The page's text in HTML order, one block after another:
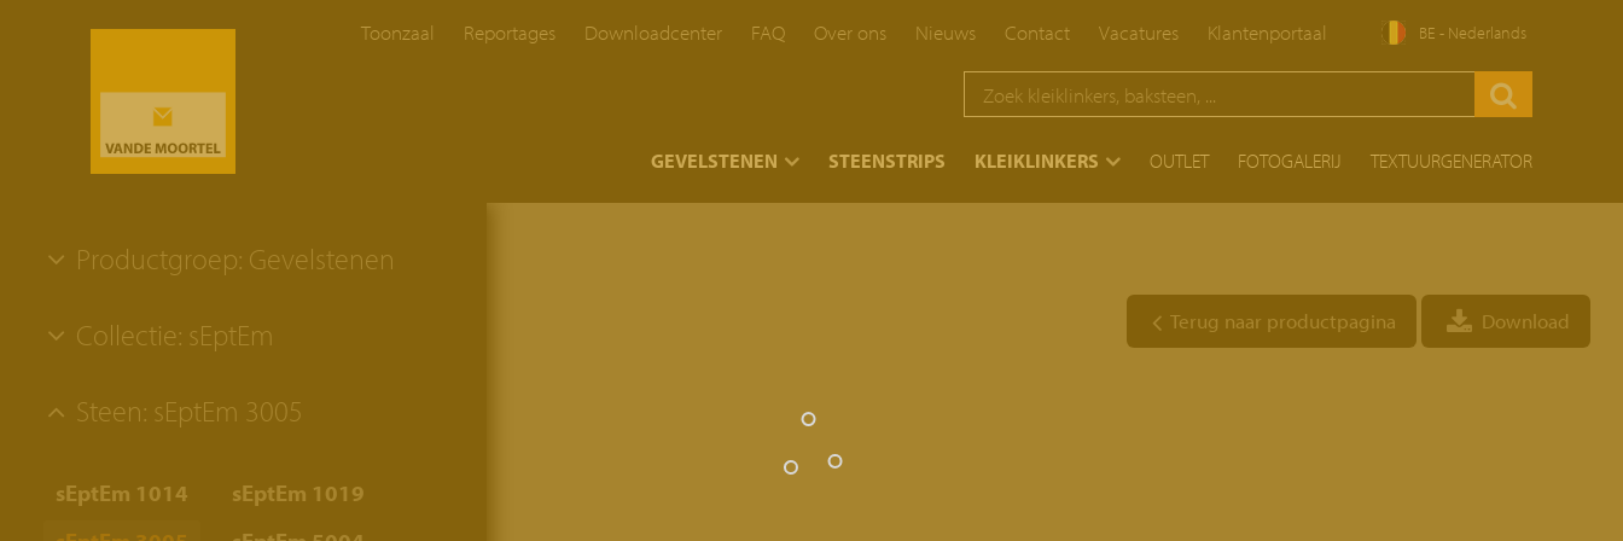
Toonzaal Reportages Downloadcenter FAQ Over ons Nieuws Contact Vacatures Klantenportaal BE - Nederlands
GEVELSTENEN STEENSTRIPS KLEIKLINKERS OUTLET FOTOGALERIJ TEXTUURGENERATOR
Productgroep: Gevelstenen
Collectie: sEptEm
Steen: sEptEm 3005
sEptEm 1014
sEptEm 1019
Terug naar productpagina Download